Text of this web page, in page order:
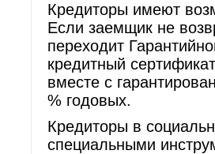
Кредиторы имеют
Если заемщик не
переходит
кредитный
вместе с
% годовых.
Кредиторы в
специальными